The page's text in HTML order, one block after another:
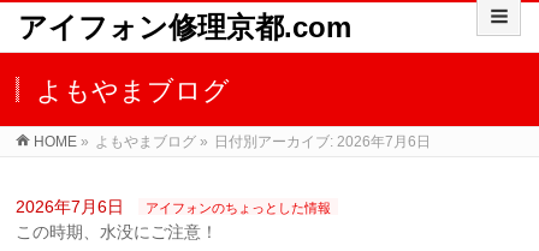
アイフォン修理京都.com
よもやまブログ
HOME » よもやまブログ » 日付別アーカイブ: 2026年7月6日
2026年7月6日 アイフォンのちょっとした情報
この時期、水没にご注意！